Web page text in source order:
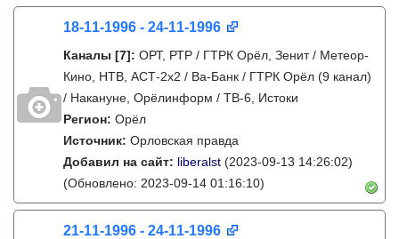
18-11-1996 - 24-11-1996
Каналы [7]: ОРТ, РТР / ГТРК Орёл, Зенит / Метеор-
Кино, НТВ, АСТ-2х2 / Ва-Банк / ГТРК Орёл (9 канал)
/ Накануне, Орёлинформ / ТВ-6, Истоки
Регион: Орёл
Источник: Орловская правда
Добавил на сайт: liberalst (2023-09-13 14:26:02)
(Обновлено: 2023-09-14 01:16:10)
21-11-1996 - 24-11-1996